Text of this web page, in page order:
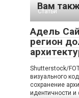
Вам
Статьи
Адель
регион
Shutterstock/
визуального
сохранение
идентичности